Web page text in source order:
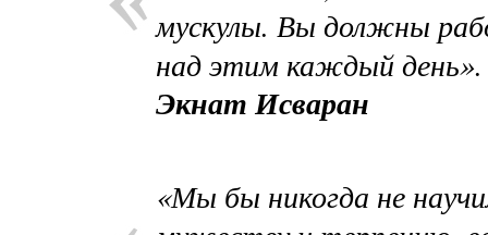
мускулы. Вы должны
над этим каждый день».
Экнат Исваран
«Мы бы никогда не